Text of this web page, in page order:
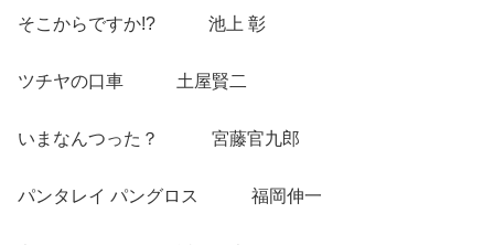
そこからですか!? 池上 彰
ツチヤの口車 土屋賢二
いまなんつった？ 宮藤官九郎
パンタレイ パングロス 福岡伸一